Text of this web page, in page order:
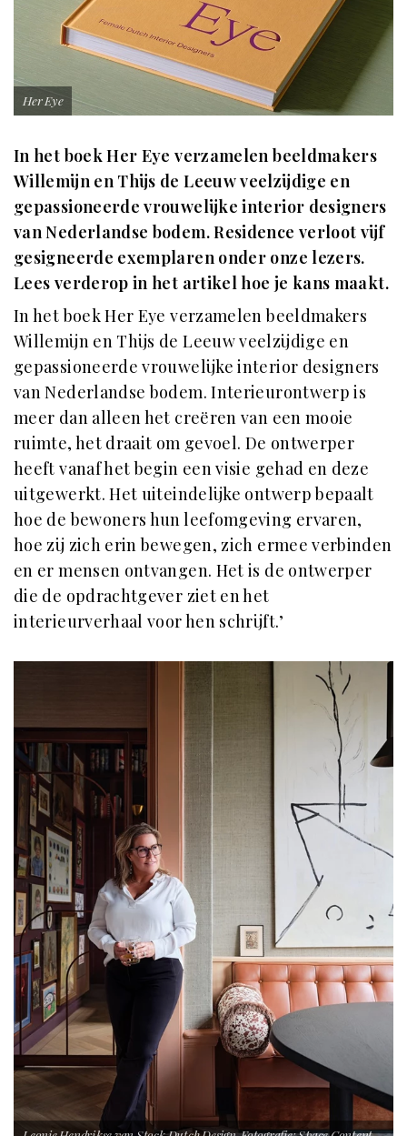
Her Eye
In het boek Her Eye verzamelen beeldmakers
Willemijn en Thijs de Leeuw veelzijdige en
gepassioneerde vrouwelijke interior designers
van Nederlandse bodem. Residence verloot vijf
gesigneerde exemplaren onder onze lezers.
Lees verderop in het artikel hoe je kans maakt.
In het boek Her Eye verzamelen beeldmakers
Willemijn en Thijs de Leeuw veelzijdige en
gepassioneerde vrouwelijke interior designers
van Nederlandse bodem. Interieurontwerp is
meer dan alleen het creëren van een mooie
ruimte, het draait om gevoel. De ontwerper
heeft vanaf het begin een visie gehad en deze
uitgewerkt. Het uiteindelijke ontwerp bepaalt
hoe de bewoners hun leefomgeving ervaren,
hoe zij zich erin bewegen, zich ermee verbinden
en er mensen ontvangen. Het is de ontwerper
die de opdrachtgever ziet en het
interieurverhaal voor hen schrijft.’